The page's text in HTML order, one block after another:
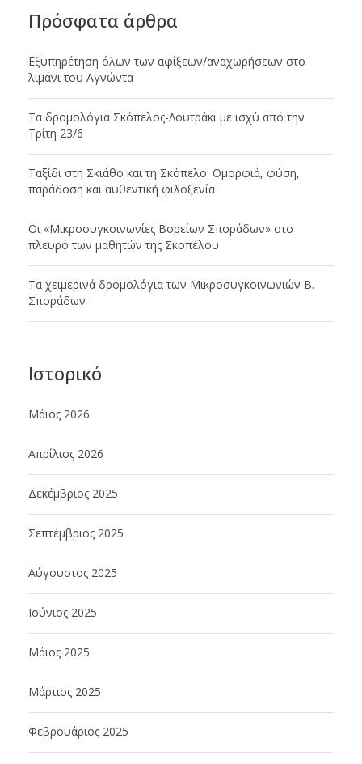
Πρόσφατα άρθρα
Εξυπηρέτηση όλων των αφίξεων/αναχωρήσεων στο
λιμάνι του Αγνώντα
Tα δρομολόγια Σκόπελος-Λουτράκι με ισχύ από την
Τρίτη 23/6
Ταξίδι στη Σκιάθο και τη Σκόπελο: Ομορφιά, φύση,
παράδοση και αυθεντική φιλοξενία
Οι «Μικροσυγκοινωνίες Βορείων Σποράδων» στο
πλευρό των μαθητών της Σκοπέλου
Tα χειμερινά δρομολόγια των Μικροσυγκοινωνιών Β.
Σποράδων
Ιστορικό
Μάιος 2026
Απρίλιος 2026
Δεκέμβριος 2025
Σεπτέμβριος 2025
Αύγουστος 2025
Ιούνιος 2025
Μάιος 2025
Μάρτιος 2025
Φεβρουάριος 2025